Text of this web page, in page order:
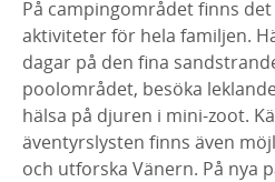
På campingområdet finns
aktiviteter för hela familjen.
dagar på den fina
poolområdet, besöka
hälsa på djuren i mini-zoot.
äventyrslysten finns även
och utforska Vänern. På nya